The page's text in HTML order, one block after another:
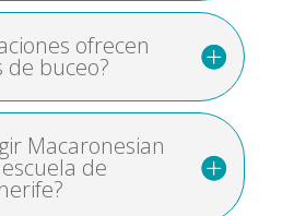
ofrecen
de buceo?
Macaronesian
de